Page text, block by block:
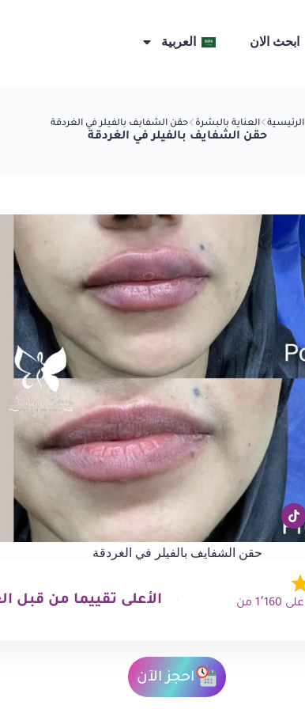
ابحث الان العربية
الرئيسية العناية بالبشرة حقن الشفايف بالفيلر في الغردقة
حقن الشفايف بالفيلر في الغردقة
حقن الشفايف بالفيلر في الغردقة
4.9 من 5 نجمة (بناءً على 1٬160 من
الأعلى تقييما من قبل
احجز الآن